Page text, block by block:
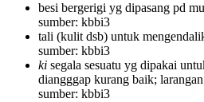
besi bergerigi yg dipasang pd
sumber: kbbi3
tali (kulit dsb) untuk
sumber: kbbi3
ki segala sesuatu yg dipakai
diangggap kurang baik;
sumber: kbbi3